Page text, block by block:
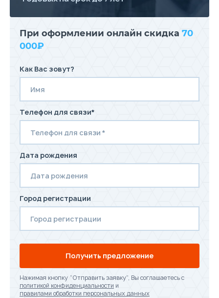
При оформлении онлайн скидка 70
000₽
Как Вас зовут?
Телефон для связи*
Дата рождения
Город регистрации
Получить предложение
Нажимая кнопку “Отправить заявку”, Вы соглашаетесь с
политикой конфиденциальности и
правилами обработки персональных данных